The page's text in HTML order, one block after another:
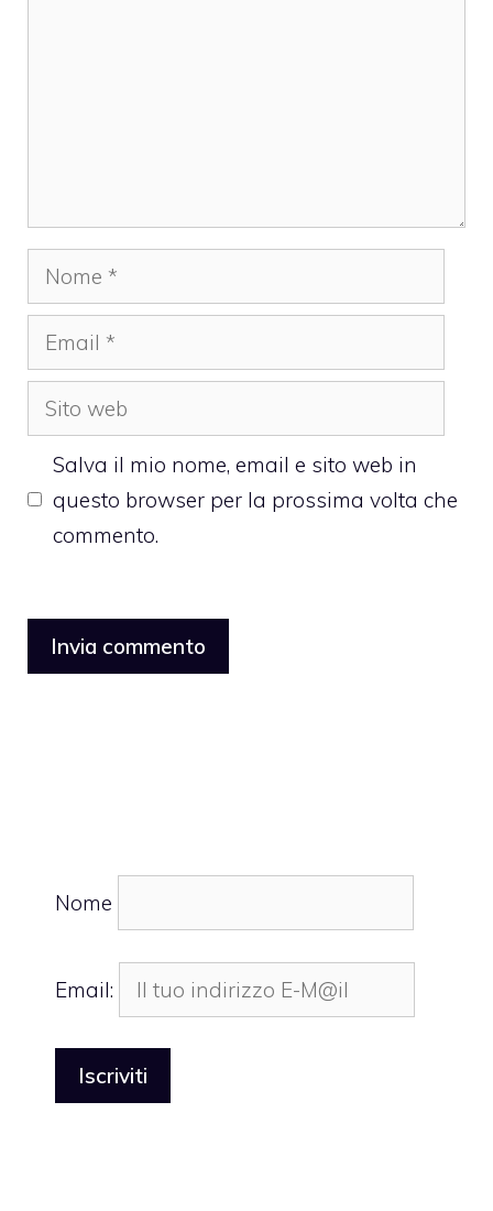
Nome
Email
Sito
web
Salva il mio nome, email e sito web in
questo browser per la prossima volta che
commento.
Nome
Email: